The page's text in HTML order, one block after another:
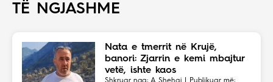
TË NGJASHME
Nata e tmerrit në Krujë,
banori: Zjarrin e kemi mbajtur
vetë, ishte kaos
Shkruar nga: A Shehaj | Publikuar më: